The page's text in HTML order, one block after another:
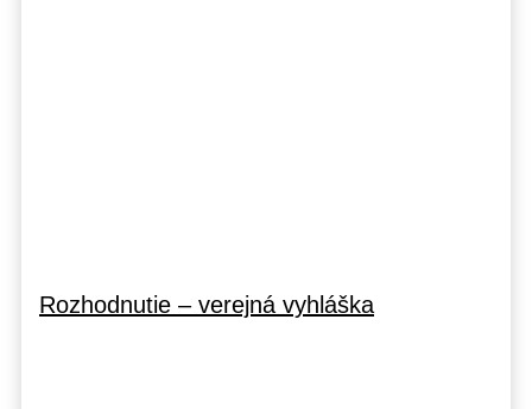
Rozhodnutie – verejná vyhláška